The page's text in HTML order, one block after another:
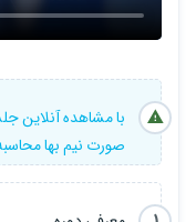
با مشاهده آنلاین
صورت نیم بها